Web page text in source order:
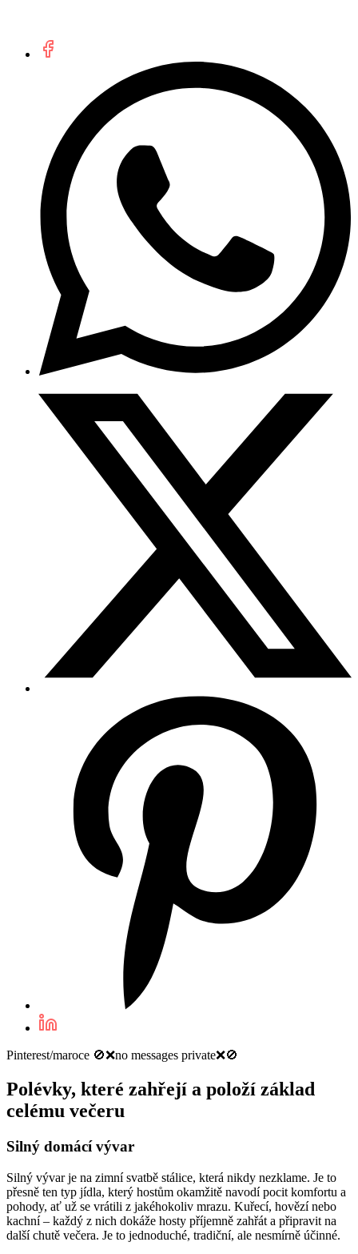
Pinterest/maroce 🚫❌️no messages private❌️🚫
Polévky, které zahřejí a položí základ
celému večeru
Silný domácí vývar
Silný vývar je na zimní svatbě stálice, která nikdy nezklame. Je to
přesně ten typ jídla, který hostům okamžitě navodí pocit komfortu a
pohody, ať už se vrátili z jakéhokoliv mrazu. Kuřecí, hovězí nebo
kachní – každý z nich dokáže hosty příjemně zahřát a připravit na
další chutě večera. Je to jednoduché, tradiční, ale nesmírně účinné.